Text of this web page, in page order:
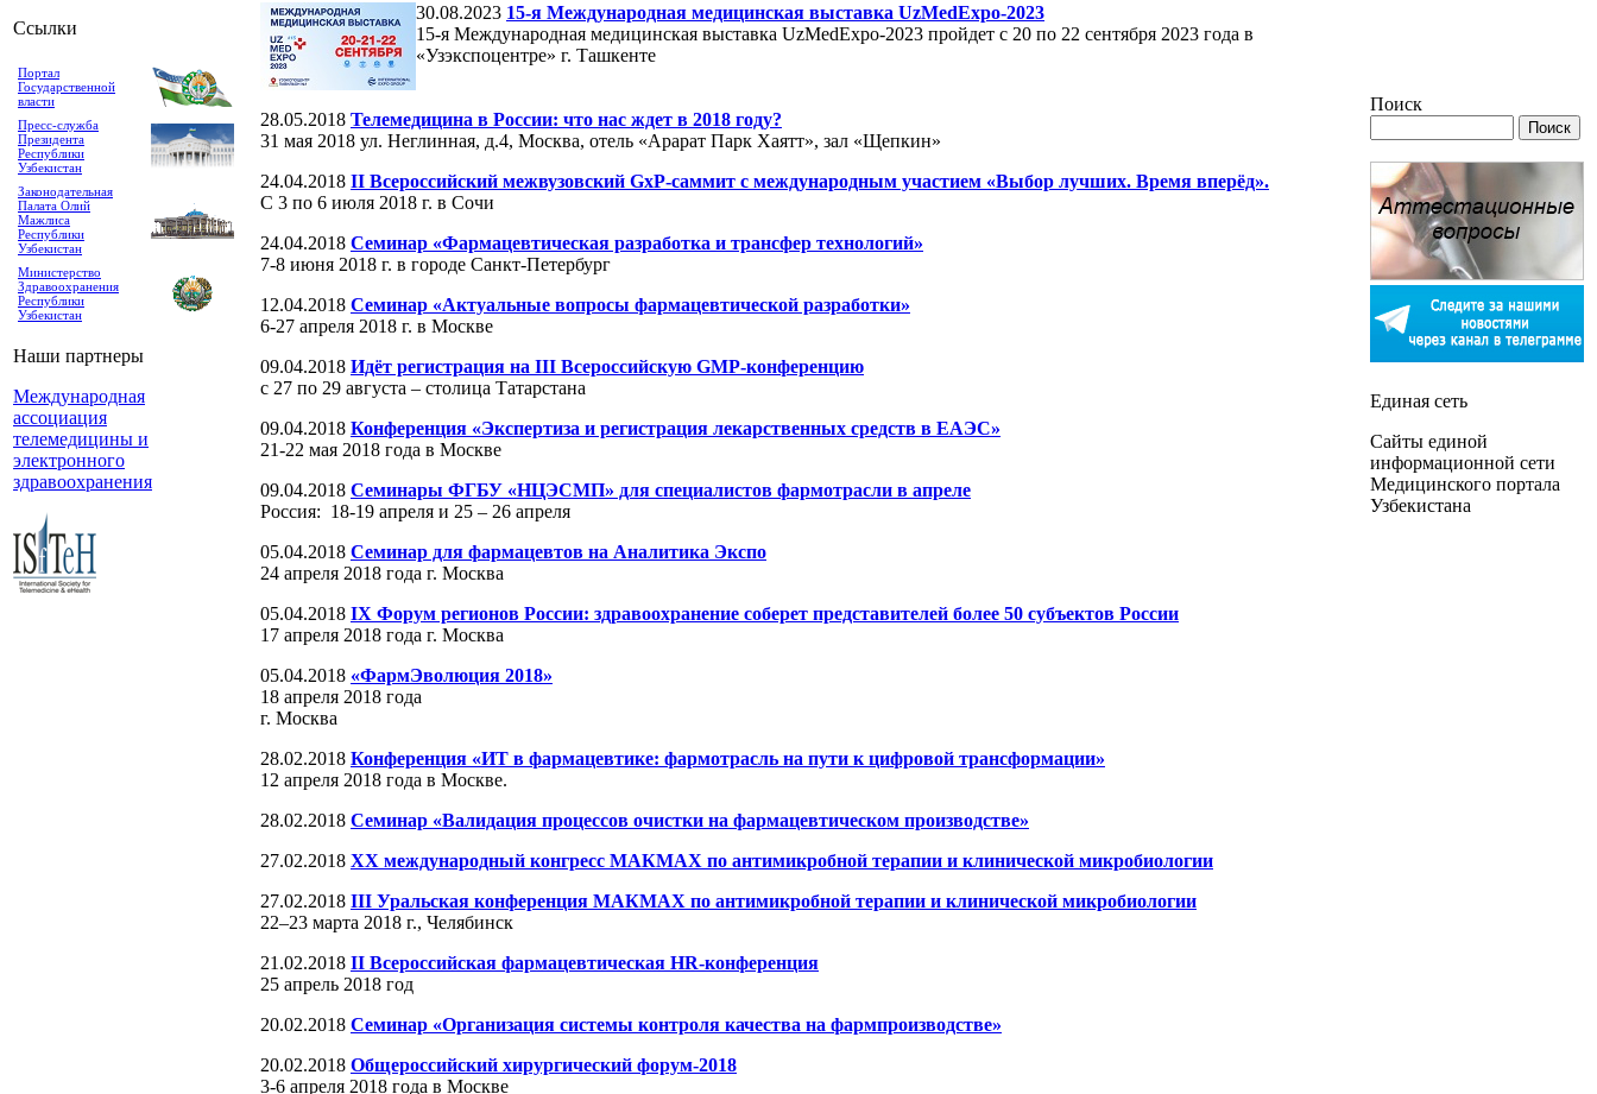
Ссылки
Портал
Государственной
власти
Пресс-служба
Президента
Республики
Узбекистан
Законодательная
Палата Олий
Мажлиса
Республики
Узбекистан
Министерство
Здравоохранения
Республики
Узбекистан
Наши партнеры
Международная
ассоциация
телемедицины и
электронного
здравоохранения
30.08.2023 15-я Международная медицинская выставка UzMedExpo-2023
15-я Международная медицинская выставка UzMedExpo-2023 пройдет с 20 по 22 сентября 2023 года в
«Узэкспоцентре» г. Ташкенте
28.05.2018 Телемедицина в России: что нас ждет в 2018 году?
31 мая 2018 ул. Неглинная, д.4, Москва, отель «Арарат Парк Хаятт», зал «Щепкин»
24.04.2018 II Всероссийский межвузовский GxP-саммит с международным участием «Выбор лучших. Время вперёд».
С 3 по 6 июля 2018 г. в Сочи
24.04.2018 Семинар «Фармацевтическая разработка и трансфер технологий»
7-8 июня 2018 г. в городе Санкт-Петербург
12.04.2018 Семинар «Актуальные вопросы фармацевтической разработки»
6-27 апреля 2018 г. в Москве
09.04.2018 Идёт регистрация на III Всероссийскую GMP-конференцию
с 27 по 29 августа – столица Татарстана
09.04.2018 Конференция «Экспертиза и регистрация лекарственных средств в ЕАЭС»
21-22 мая 2018 года в Москве
09.04.2018 Семинары ФГБУ «НЦЭСМП» для специалистов фармотрасли в апреле
Россия: 18-19 апреля и 25 – 26 апреля
05.04.2018 Семинар для фармацевтов на Аналитика Экспо
24 апреля 2018 года г. Москва
05.04.2018 IX Форум регионов России: здравоохранение соберет представителей более 50 субъектов России
17 апреля 2018 года г. Москва
05.04.2018 «ФармЭволюция 2018»
18 апреля 2018 года
г. Москва
28.02.2018 Конференция «ИТ в фармацевтике: фармотрасль на пути к цифровой трансформации»
12 апреля 2018 года в Москве.
28.02.2018 Семинар «Валидация процессов очистки на фармацевтическом производстве»
27.02.2018 XX международный конгресс МАКМАХ по антимикробной терапии и клинической микробиологии
27.02.2018 III Уральская конференция МАКМАХ по антимикробной терапии и клинической микробиологии
22–23 марта 2018 г., Челябинск
21.02.2018 II Всероссийская фармацевтическая HR-конференция
25 апрель 2018 год
20.02.2018 Семинар «Организация системы контроля качества на фармпроизводстве»
20.02.2018 Общероссийский хирургический форум-2018
3-6 апреля 2018 года в Москве
Поиск
Единая сеть
Сайты единой
информационной сети
Медицинского портала
Узбекистана